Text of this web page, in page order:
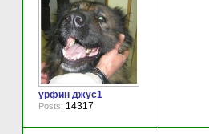
урфин джус1
Posts: 14317